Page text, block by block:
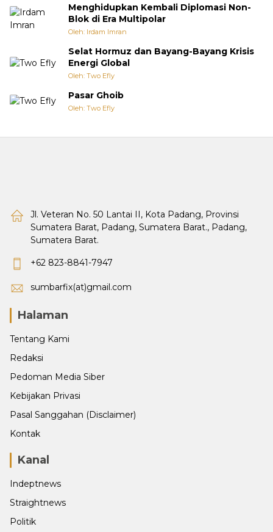
Menghidupkan Kembali Diplomasi Non-
Blok di Era Multipolar
Oleh: Irdam Imran
Selat Hormuz dan Bayang-Bayang Krisis
Energi Global
Oleh: Two Efly
Pasar Ghoib
Oleh: Two Efly
Jl. Veteran No. 50 Lantai II, Kota Padang, Provinsi
Sumatera Barat, Padang, Sumatera Barat., Padang,
Sumatera Barat.
+62 823-8841-7947
sumbarfix(at)gmail.com
Halaman
Tentang Kami
Redaksi
Pedoman Media Siber
Kebijakan Privasi
Pasal Sanggahan (Disclaimer)
Kontak
Kanal
Indeptnews
Straightnews
Politik